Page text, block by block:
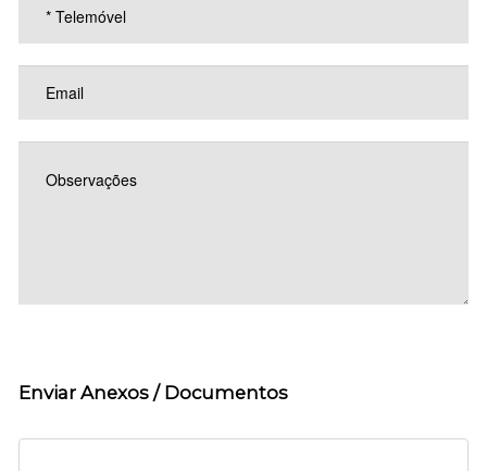
Enviar Anexos / Documentos